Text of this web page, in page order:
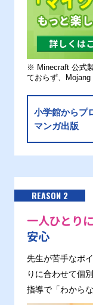
※ Minecraft 公式
ておらず、Mojang
小学館からプ
マンガ出版
REASON 2
一人ひとり
安心
先生が苦手なポ
りに合わせて個
指導で「わから